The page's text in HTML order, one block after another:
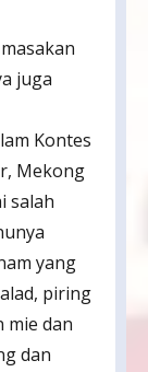
juga
Kontes
Mekong
salah
yang
piring
mie dan
dan